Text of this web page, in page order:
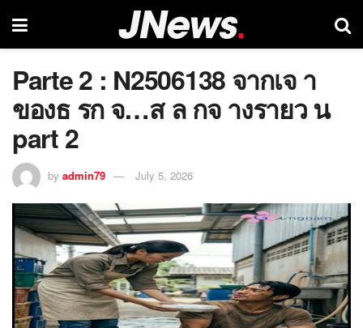
Parte 2 : N2506138 จากเจ า
ของธ รก จ…ส ล กจ างรายว น
part 2
by admin79 July 5, 2026